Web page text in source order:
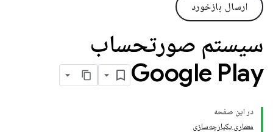
ارسال بازخورد
سیستم صورتحساب
Google Play
در این صفحه
معماری یکپارچه‌سازی